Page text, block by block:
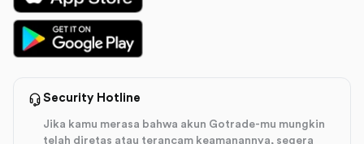
Security Hotline
Jika kamu merasa bahwa akun Gotrade-mu mungkin
telah diretas atau terancam keamanannya, segera